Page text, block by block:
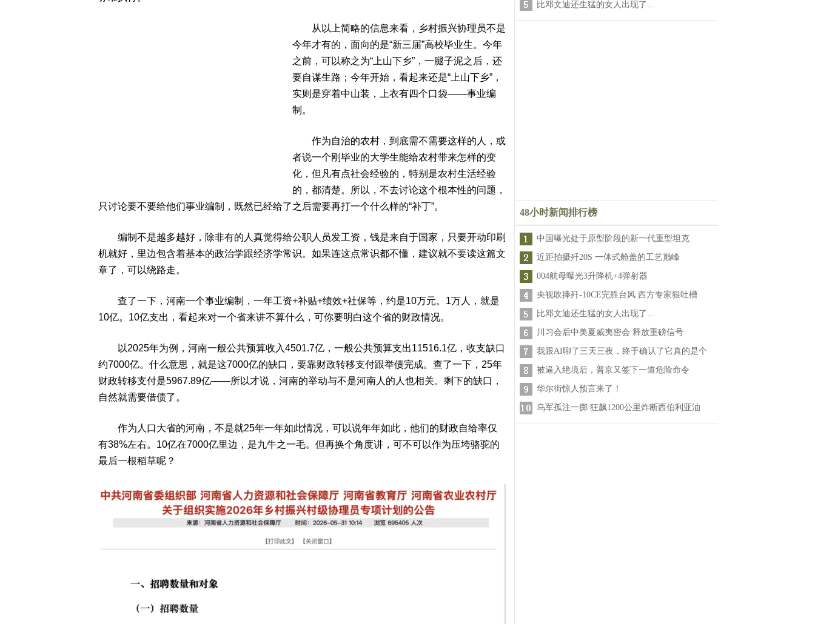
从以上简略的信息来看，乡村振兴协理员不是
今年才有的，面向的是“新三届”高校毕业生。今年
之前，可以称之为“上山下乡”，一腿子泥之后，还
要自谋生路；今年开始，看起来还是“上山下乡”，
实则是穿着中山装，上衣有四个口袋——事业编
制。
作为自治的农村，到底需不需要这样的人，或
者说一个刚毕业的大学生能给农村带来怎样的变
化，但凡有点社会经验的，特别是农村生活经验
的，都清楚。所以，不去讨论这个根本性的问题，
只讨论要不要给他们事业编制，既然已经给了之后需要再打一个什么样的“补丁”。
编制不是越多越好，除非有的人真觉得给公职人员发工资，钱是来自于国家，只要开动印刷
机就好，里边包含着基本的政治学跟经济学常识。如果连这点常识都不懂，建议就不要读这篇文
章了，可以绕路走。
查了一下，河南一个事业编制，一年工资+补贴+绩效+社保等，约是10万元。1万人，就是
10亿。10亿支出，看起来对一个省来讲不算什么，可你要明白这个省的财政情况。
以2025年为例，河南一般公共预算收入4501.7亿，一般公共预算支出11516.1亿，收支缺口
约7000亿。什么意思，就是这7000亿的缺口，要靠财政转移支付跟举债完成。查了一下，25年
财政转移支付是5967.89亿——所以才说，河南的举动与不是河南人的人也相关。剩下的缺口，
自然就需要借债了。
作为人口大省的河南，不是就25年一年如此情况，可以说年年如此，他们的财政自给率仅
有38%左右。10亿在7000亿里边，是九牛之一毛。但再换个角度讲，可不可以作为压垮骆驼的
最后一根稻草呢？
比邓文迪还生猛的女人出现了…
48小时新闻排行榜
中国曝光处于原型阶段的新一代重型坦克
近距拍摄歼20S 一体式舱盖的工艺巅峰
004航母曝光3升降机+4弹射器
央视吹捧歼-10CE完胜台风 西方专家狠吐槽
比邓文迪还生猛的女人出现了…
川习会后中美夏威夷密会 释放重磅信号
我跟AI聊了三天三夜，终于确认了它真的是个
被逼入绝境后，普京又签下一道危险命令
华尔街惊人预言来了！
乌军孤注一掷 狂飙1200公里炸断西伯利亚油